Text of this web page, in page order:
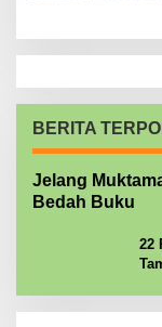
BERITA
Jelang
Bedah Buku
22